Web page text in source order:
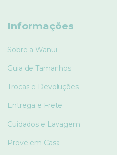
Informações
Sobre a Wanui
Guia de Tamanhos
Trocas e Devoluções
Entrega e Frete
Cuidados e Lavagem
Prove em Casa